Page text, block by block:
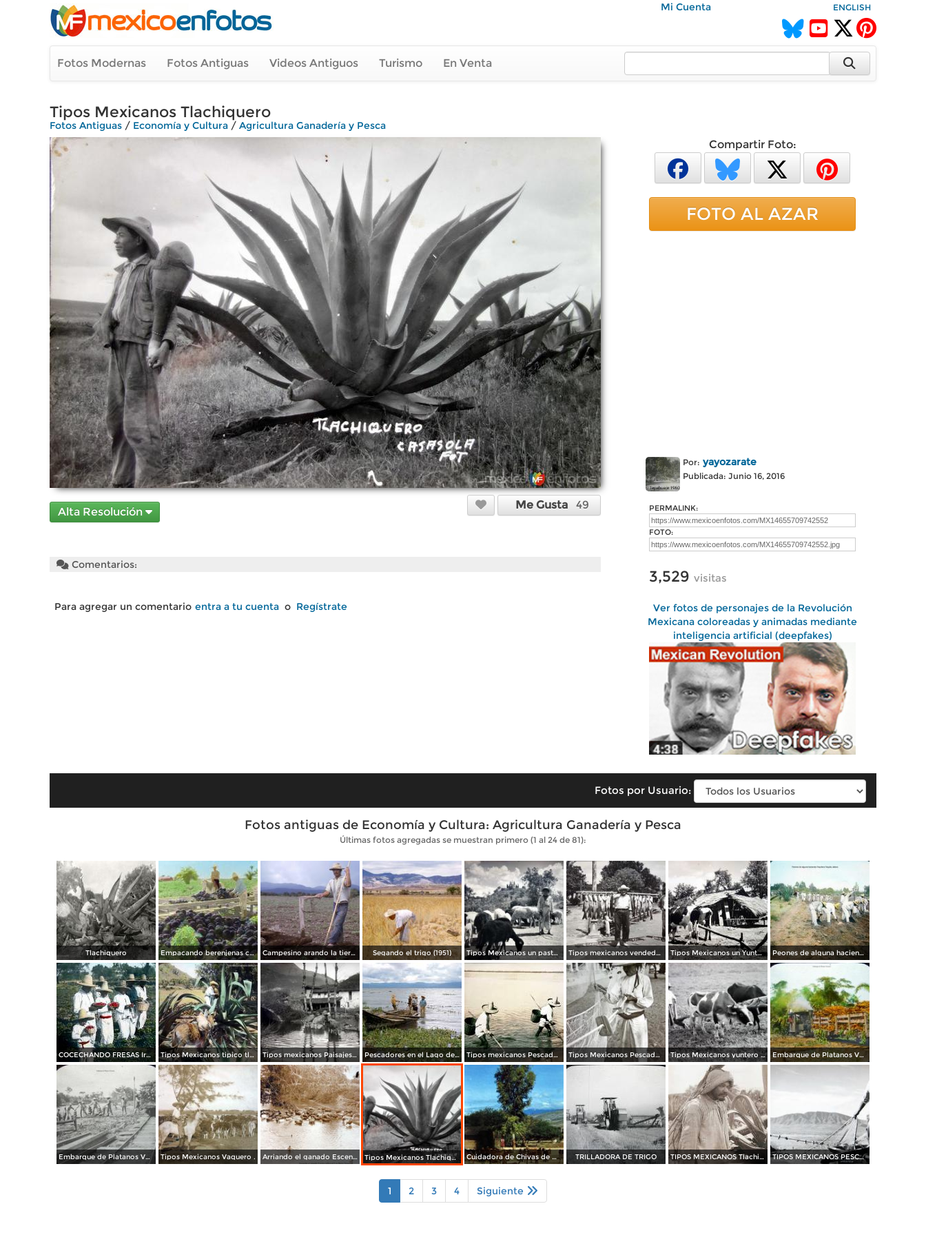
Mi Cuenta ENGLISH
Fotos Modernas Fotos Antiguas Videos Antiguos Turismo En Venta
Tipos Mexicanos Tlachiquero
Fotos Antiguas / Economía y Cultura / Agricultura Ganadería y Pesca
Alta Resolución
Me Gusta 49
Comentarios:
Para agregar un comentario entra a tu cuenta o Regístrate
Compartir Foto:
FOTO AL AZAR
Por: yayozarate
Publicada: Junio 16, 2016
PERMALINK:
FOTO:
3,529 visitas
Ver fotos de personajes de la Revolución
Mexicana coloreadas y animadas mediante
inteligencia artificial (deepfakes)
Fotos por Usuario:
Fotos antiguas de Economía y Cultura: Agricultura Ganadería y Pesca
Últimas fotos agregadas se muestran primero (1 al 24 de 81):
Tlachiquero Empacando berenjenas cerca de Mazatlan 1928 Campesino arando la tierra (c. 1955) Segando el trigo (1951) Tipos Mexicanos un pastorcillo. Tipos mexicanos vendedor de pescados. Tipos Mexicanos un Yuntero.. Peones de alguna hacienda Tequilera Tequila Jalisco.
COCECHANDO FRESAS Irapuato Guanajuato. Tipos Mexicanos tipico tlachiquero. Tipos mexicanos Paisajes Mexicanos. Pescadores en el Lago de Chapala (1958) Tipos mexicanos Pescadores de Lago de Chapala Jalisco. Tipos Mexicanos Pescador arreglando las redes Chapala, Jalisco . Tipos Mexicanos yuntero barbechando. Embarque de Platanos Veracruz..
Embarque de Platanos Veracruz.. Tipos Mexicanos Vaquero . Arriando el ganado Escena tipica en Los Bajos Veracruz Tipos Mexicanos Tlachiquero Cuidadora de Chivas de Oaxaca en 1966 TRILLADORA DE TRIGO TIPOS MEXICANOS Tlachiquero TIPOS MEXICANOS PESCADORES por el fotografo MANUEL CARRILLO
1 2 3 4 Siguiente